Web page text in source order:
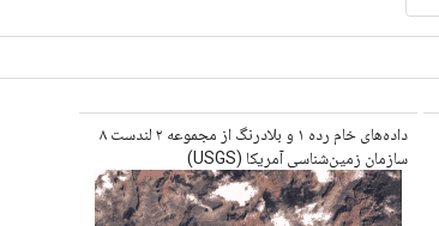
داده‌های خام رده ۱ و بلادرنگ از مجموعه ۲ لندست ۸
سازمان زمین‌شناسی آمریکا (USGS)